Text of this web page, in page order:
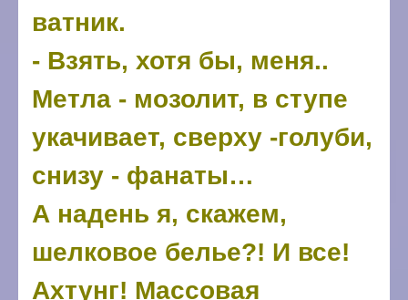
ватник.
- Взять, хотя бы, меня..
Метла - мозолит, в ступе
укачивает, сверху -голуби,
снизу - фанаты…
А надень я, скажем,
шелковое белье?! И все!
Ахтунг! Массовая